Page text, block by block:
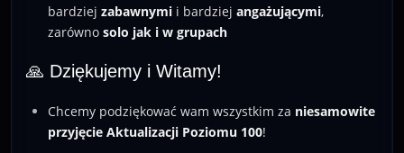
bardziej zabawnymi i bardziej angażującymi,
zarówno solo jak i w grupach
🙏 Dziękujemy i Witamy!
Chcemy podziękować wam wszystkim za niesamowite
przyjęcie Aktualizacji Poziomu 100!